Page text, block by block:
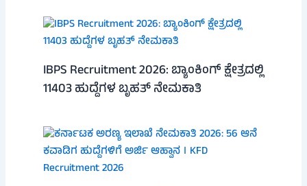
IBPS Recruitment 2026: ಬ್ಯಾಂಕಿಂಗ್ ಕ್ಷೇತ್ರದಲ್ಲಿ
11403 ಹುದ್ದೆಗಳ ಬೃಹತ್ ನೇಮಕಾತಿ